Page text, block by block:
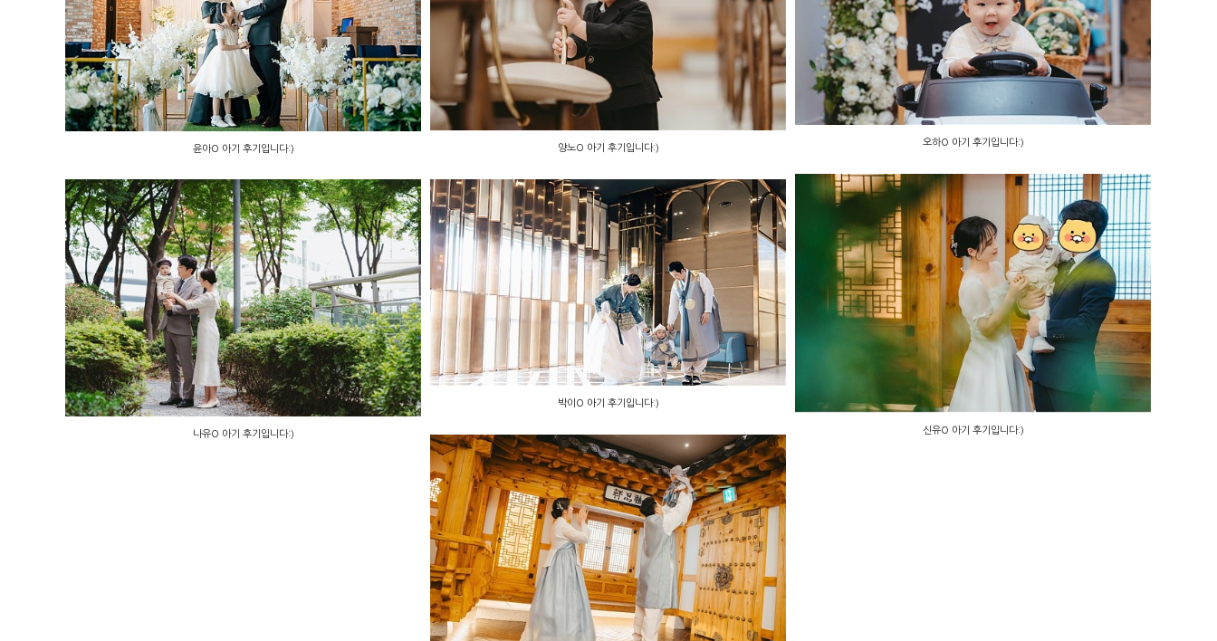
윤아O 아기 후기입니다:) 양노O 아기 후기입니다:)
오하O 아기 후기입니다:)
신유O 아기 후기입니다:)
나유O 아기 후기입니다:)
박이O 아기 후기입니다:)